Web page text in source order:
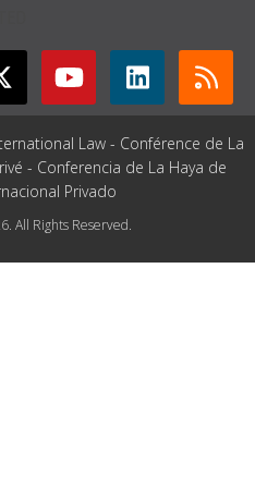
Law - Conférence de La
- Conferencia de La Haya de
Privado
All Rights Reserved.